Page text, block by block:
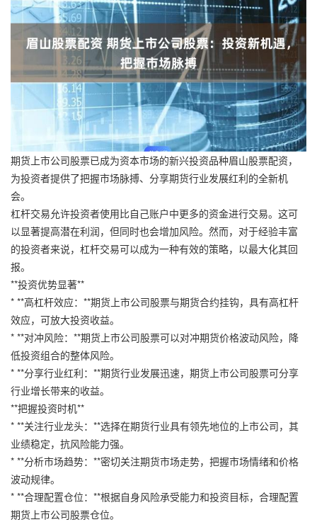
期货上市公司股票已成为资本市场的新兴投资品种眉山股票配资，
为投资者提供了把握市场脉搏、分享期货行业发展红利的全新机
会。
杠杆交易允许投资者使用比自己账户中更多的资金进行交易。这可
以显著提高潜在利润，但同时也会增加风险。然而，对于经验丰富
的投资者来说，杠杆交易可以成为一种有效的策略，以最大化其回
报。
**投资优势显著**
* **高杠杆效应：**期货上市公司股票与期货合约挂钩，具有高杠杆
效应，可放大投资收益。
* **对冲风险：**期货上市公司股票可以对冲期货价格波动风险，降
低投资组合的整体风险。
* **分享行业红利：**期货行业发展迅速，期货上市公司股票可分享
行业增长带来的收益。
**把握投资时机**
* **关注行业龙头：**选择在期货行业具有领先地位的上市公司，其
业绩稳定，抗风险能力强。
* **分析市场趋势：**密切关注期货市场走势，把握市场情绪和价格
波动规律。
* **合理配置仓位：**根据自身风险承受能力和投资目标，合理配置
期货上市公司股票仓位。